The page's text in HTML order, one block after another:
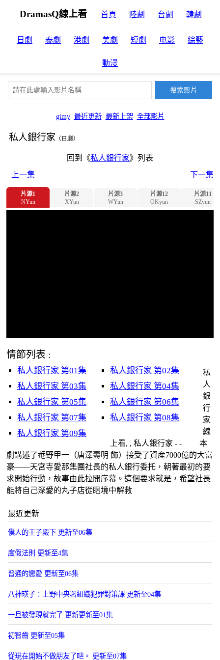
DramasQ線上看 首頁 陸劇 台劇 韓劇
日劇 泰劇 港劇 美劇 短劇 电影 綜藝
動漫
gimy 最近更新 最新上架 全部影片
私人銀行家 （日劇）
回到《私人銀行家》列表
上一集
下一集
片源1
NYun
片源2
XYun
片源3
WYun
片源12
OKyun
片源11
SZyun
情節列表 :
私人銀行家 第01集
私人銀行家 第02集
私人銀行家 第03集
私人銀行家 第04集
私人銀行家 第05集
私人銀行家 第06集
私人銀行家 第07集
私人銀行家 第08集
私人銀行家 第09集
私
人
銀
行
家
線
上看, , 私人銀行家 - - 本
劇講述了菴野甲一（唐澤壽明 飾）接受了資産7000億的大富
豪——天宮寺愛那集團社長的私人銀行委托，朝著最初的要
求開始行動，故事由此拉開序幕。這個要求就是，希望社長
能將自己深愛的丸子店從睏境中解救
最近更新
僕人的王子殿下 更新至06集
度假法則 更新至4集
普通的戀愛 更新至06集
八神瑛子：上野中央署組織犯罪對策課 更新至04集
一旦被發現就完了 更新更新至01集
初智齒 更新至05集
從現在開始不做朋友了吧。 更新至07集